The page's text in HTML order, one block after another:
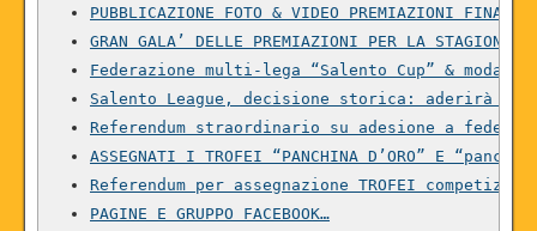
PUBBLICAZIONE FOTO & VIDEO PREMIAZIONI
GRAN GALA’ DELLE PREMIAZIONI PER LA STAGIONE
Federazione multi-lega “Salento Cup” &
Salento League, decisione storica: aderirà a
Referendum straordinario su adesione a
ASSEGNATI I TROFEI “PANCHINA D’ORO” E
Referendum per assegnazione TROFEI
PAGINE E GRUPPO FACEBOOK…